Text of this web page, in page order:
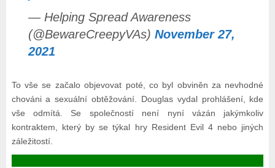
— Helping Spread Awareness
(@BewareCreepyVAs) November 27,
2021
To vše se začalo objevovat poté, co byl obviněn za nevhodné
chováni a sexuální obtěžování. Douglas vydal prohlášení, kde
vše odmítá. Se společností není nyní vázán jakýmkoliv
kontraktem, který by se týkal hry Resident Evil 4 nebo jiných
záležitostí.